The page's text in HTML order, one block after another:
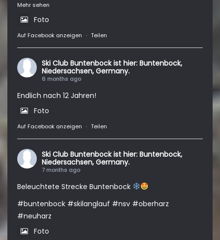
Mehr sehen
Foto
Auf Facebook anzeigen · Teilen
Ski Club Buntenbock ist hier: Buntenbock,
Niedersachsen, Germany.
6 months ago
Endlich nach 12 Jahren!
Foto
Auf Facebook anzeigen · Teilen
Ski Club Buntenbock ist hier: Buntenbock,
Niedersachsen, Germany.
7 months ago
Beleuchtete Strecke Buntenbock
#buntenbock #skilanglauf #nsv #oberharz
#neuharz
Foto